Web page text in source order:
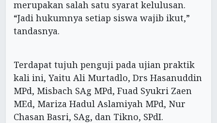
merupakan salah satu syarat kelulusan.
“Jadi hukumnya setiap siswa wajib ikut,”
tandasnya.
Terdapat tujuh penguji pada ujian praktik
kali ini, Yaitu Ali Murtadlo, Drs Hasanuddin
MPd, Misbach SAg MPd, Fuad Syukri Zaen
MEd, Mariza Hadul Aslamiyah MPd, Nur
Chasan Basri, SAg, dan Tikno, SPdI.